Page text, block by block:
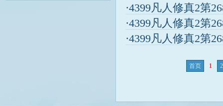
·4399凡人修真2第
·4399凡人修真2第
·4399凡人修真2第
首页 1 2